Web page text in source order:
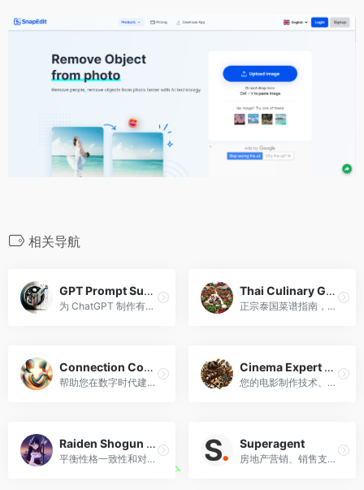
相关导航
GPT Prompt Supervisor
为 ChatGPT 制作有效提示的专家
Thai Culinary Guide
正宗泰国菜谱指南，适应性强且用户友好。
Connection Companion
帮助您在数字时代建立人与人之间的联系。
Cinema Expert Advisor
您的电影制作技术、剧本建议和导演指导的首选顾问。
Raiden Shogun and Ei
平衡性格一致性和对话互动。
Superagent
房地产营销、销售支持和市场分析专家